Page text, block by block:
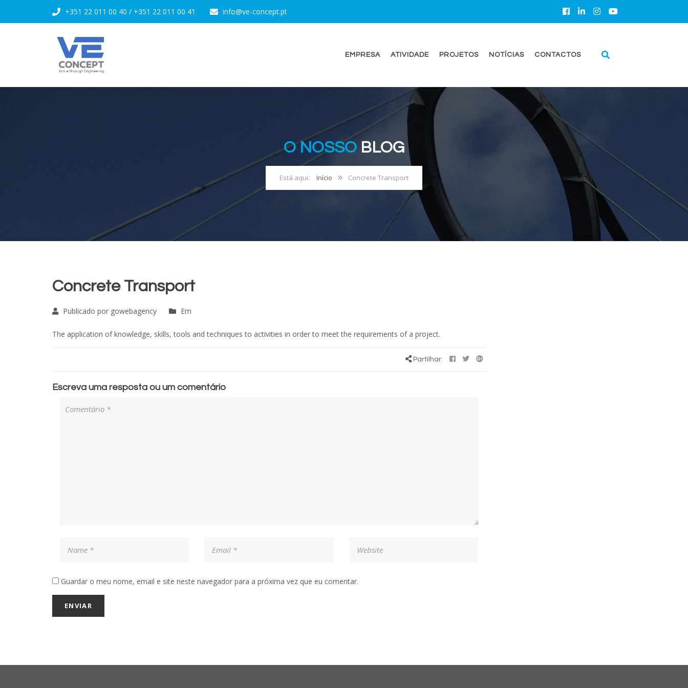
+351 22 011 00 40 / +351 22 011 00 41 info@ve-concept.pt
EMPRESA ATIVIDADE PROJETOS NOTÍCIAS CONTACTOS
O NOSSO BLOG
Início Concrete Transport
Concrete Transport
Publicado por gowebagency Em
The application of knowledge, skills, tools and techniques to activities in order to meet the requirements of a project.
Partilhar:
Escreva uma resposta ou um comentário
Guardar o meu nome, email e site neste navegador para a próxima vez que eu comentar.